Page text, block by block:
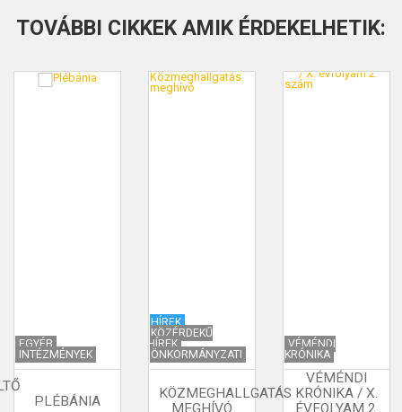
TOVÁBBI CIKKEK AMIK ÉRDEKELHETIK:
EGYÉB
INTÉZMÉNYEK
PLÉBÁNIA
HÍREK
KÖZÉRDEKŰ
HÍREK
ÖNKORMÁNYZATI
KÖZMEGHALLGATÁS
MEGHÍVÓ
VÉMÉNDI
KRÓNIKA
VÉMÉNDI
KRÓNIKA / X.
ÉVFOLYAM 2.